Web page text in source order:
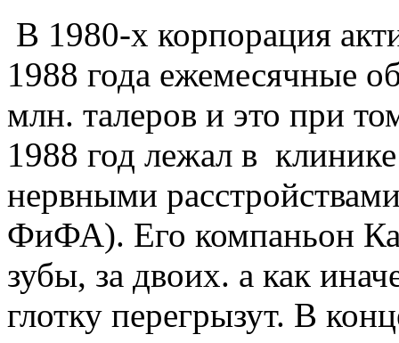
В 1980-х корпорация
1988 года ежемесячные
млн. талеров и это при
1988 год лежал в
нервными
ФиФА). Его компаньон
зубы, за двоих. а как
глотку перегрызут. В